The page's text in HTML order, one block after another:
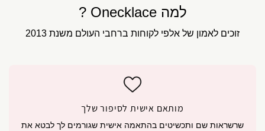
למה Onecklace ?
זוכים לאמון של אלפי לקוחות ברחבי העולם משנת 2013
מותאם אישית לסיפור שלך
שרשראות שם ותכשיטים בהתאמה אישית שגורמים לך לבטא את